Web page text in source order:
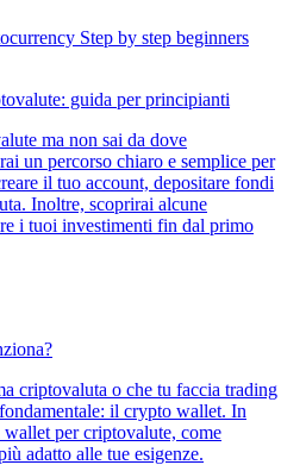
guida per principianti
ma non sai da dove
un percorso chiaro e semplice per
il tuo account, depositare fondi
Inoltre, scoprirai alcune
i tuoi investimenti fin dal primo
criptovaluta o che tu faccia trading
il crypto wallet. In
wallet per criptovalute, come
adatto alle tue esigenze.